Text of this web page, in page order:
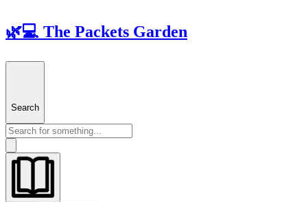
🌿💻 The Packets Garden
Search